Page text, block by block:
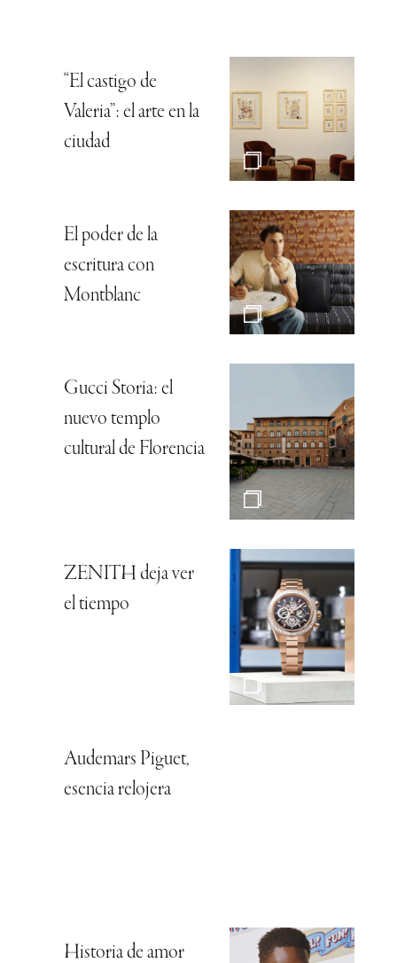
“El castigo de
Valeria”: el arte en la
ciudad
El poder de la
escritura con
Montblanc
Gucci Storia: el
nuevo templo
cultural de Florencia
ZENITH deja ver
el tiempo
Audemars Piguet,
esencia relojera
Historia de amor